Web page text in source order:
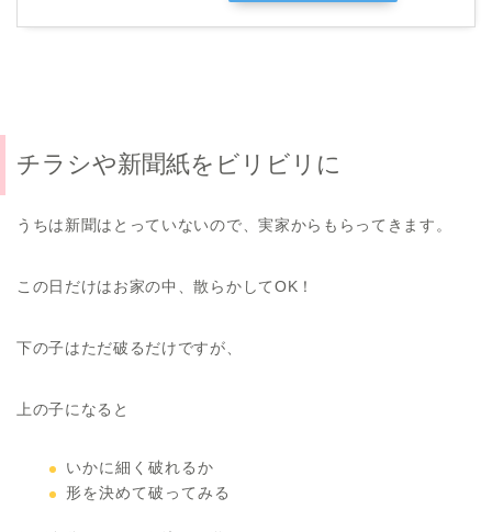
チラシや新聞紙をビリビリに
うちは新聞はとっていないので、実家からもらってきます。
この日だけはお家の中、散らかしてOK！
下の子はただ破るだけですが、
上の子になると
いかに細く破れるか
形を決めて破ってみる